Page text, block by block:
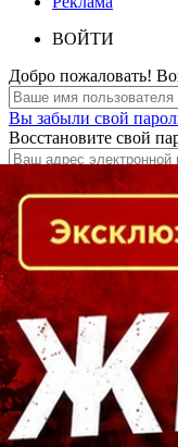
ВОЙТИ
Добро пожаловать!
Вы забыли свой
Восстановите свой
Кто есть кто в